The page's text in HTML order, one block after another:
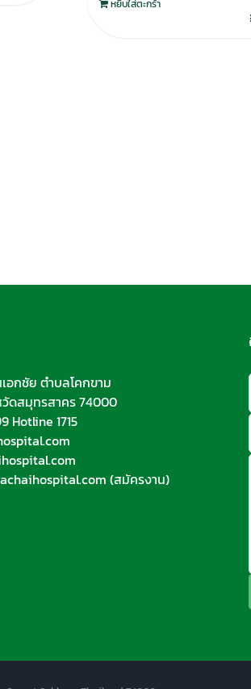
หยิบใส่ตะกร้า
กชัย ตำบลโคกขาม
วัดสมุทรสาคร 74000
Hotline 1715
(สมัครงาน)